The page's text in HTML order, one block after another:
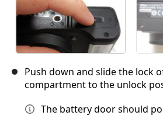
Push down and slide the lock
compartment to the unlock
The battery door should